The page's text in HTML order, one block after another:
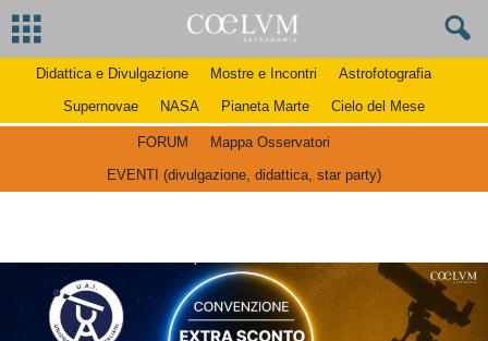
Didattica e Divulgazione Mostre e Incontri
Astrofotografia
Supernovae
NASA Pianeta Marte Cielo del Mese
FORUM
Mappa Osservatori
EVENTI (divulgazione, didattica, star party)